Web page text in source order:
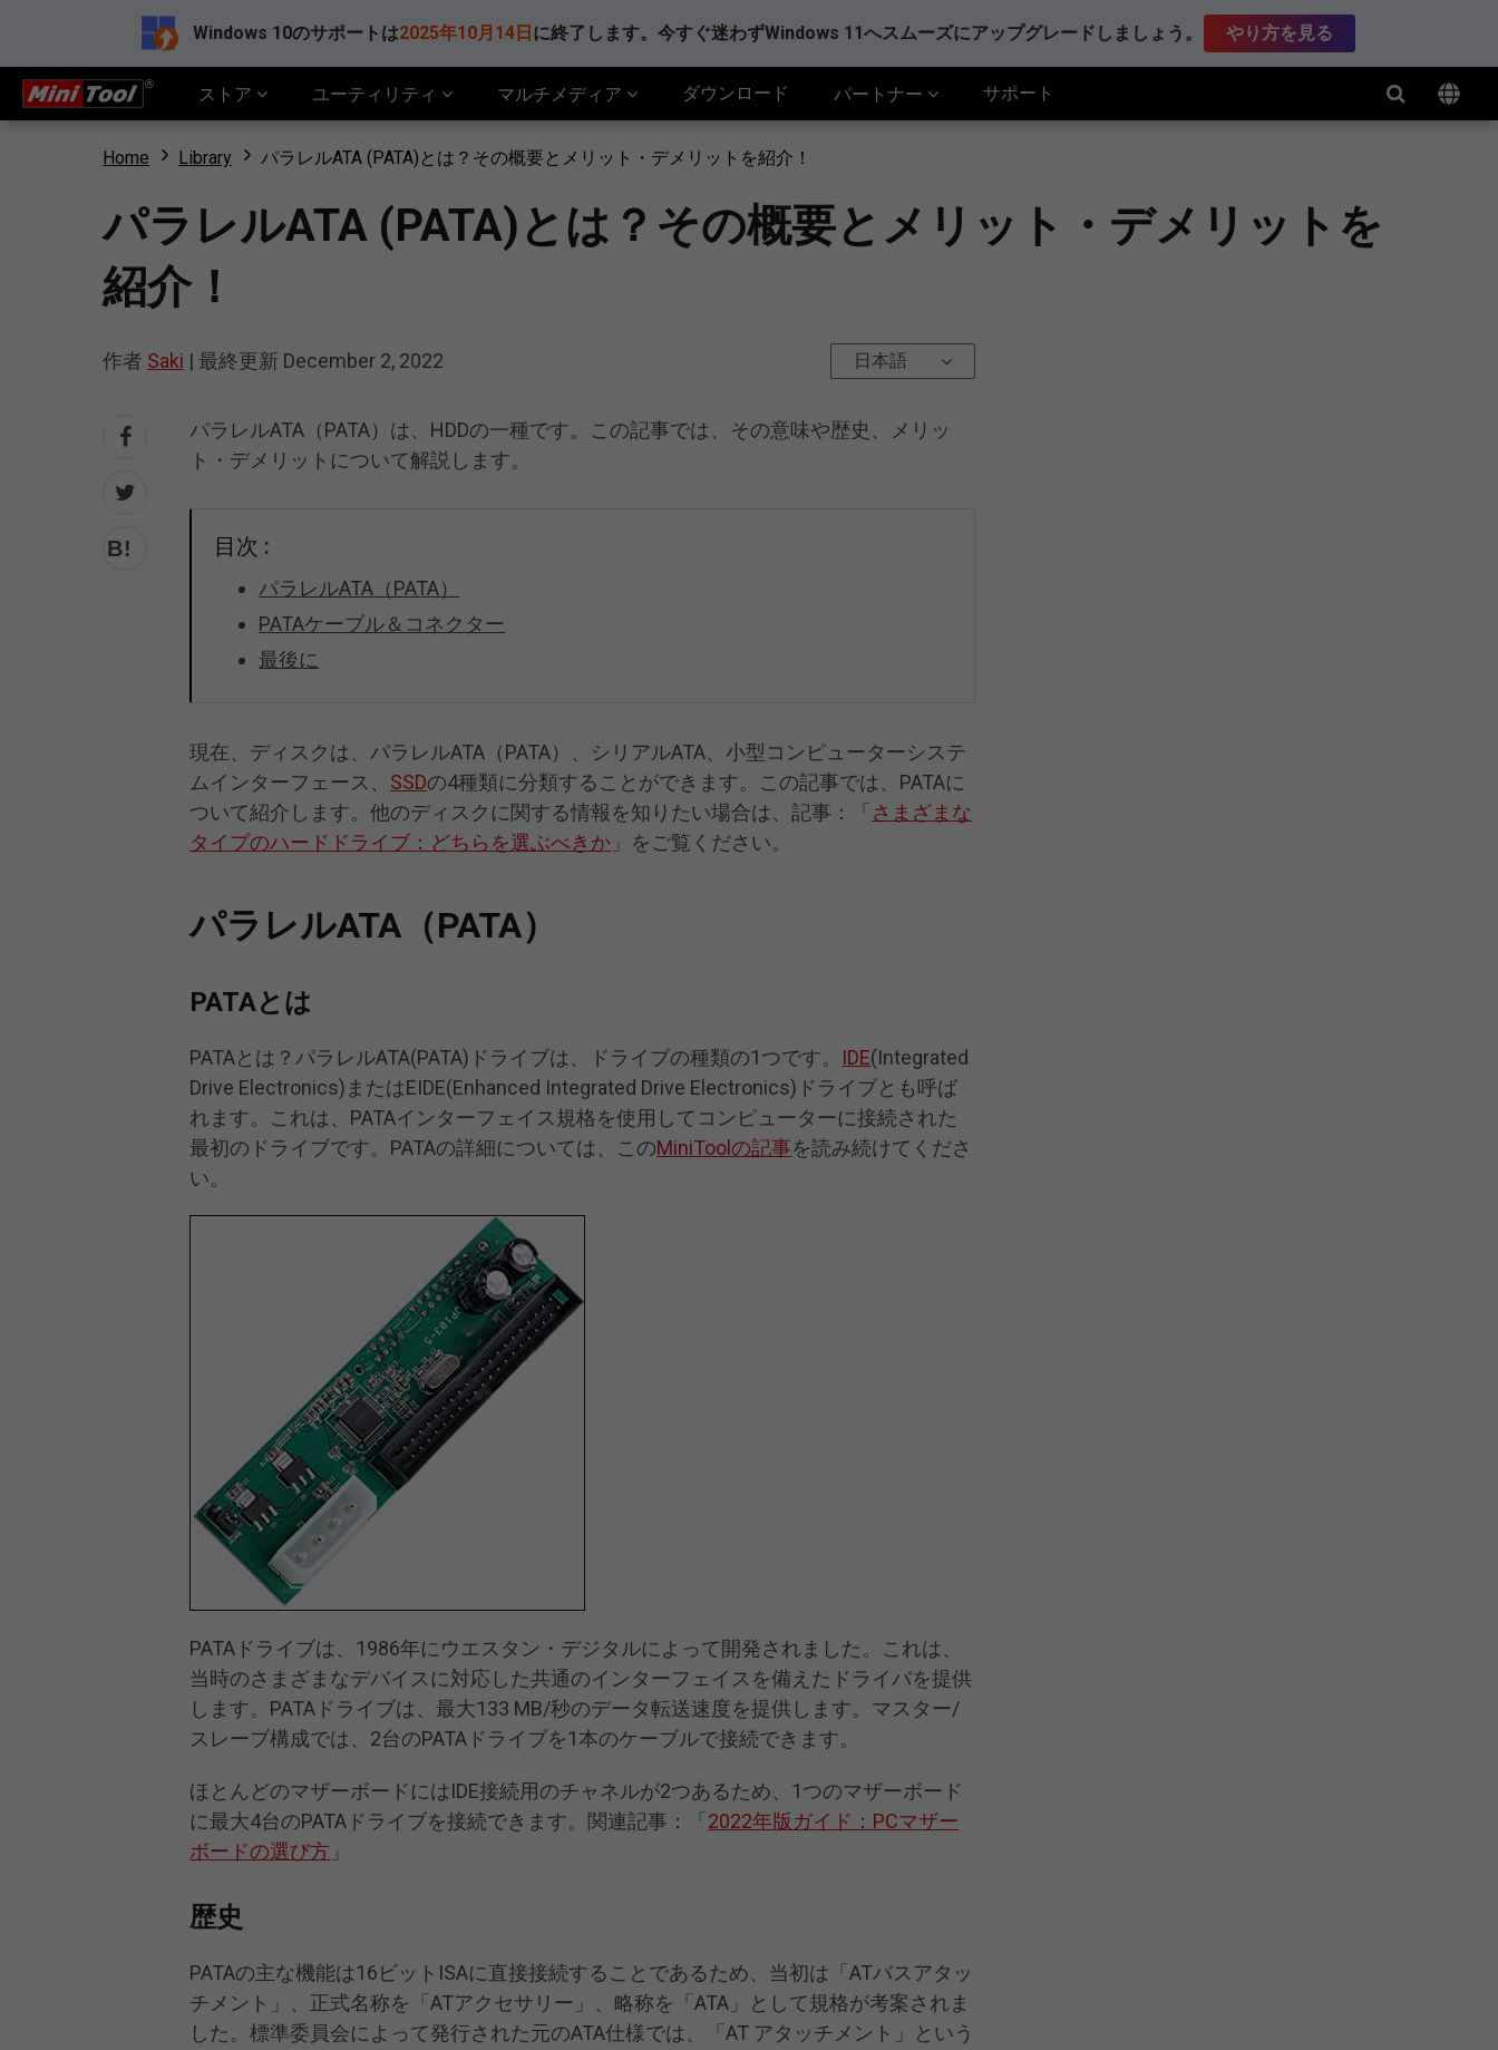
Windows 10のサポートは2025年10月14日 に終了します。今すぐ迷わずWindows 11へスムーズにアップグレードしましょう。 やり方を見る
ストア ユーティリティ マルチメディア ダウンロード パートナー サポート
Home Library パラレルATA (PATA)とは？その概要とメリット・デメリットを紹介！
パラレルATA (PATA)とは？その概要とメリット・デメリットを
紹介！
作者 Saki | 最終更新 December 2, 2022 日本語
パラレルATA（PATA）は、HDDの一種です。この記事では、その意味や歴史、メリッ
ト・デメリットについて解説します。
目次 :
パラレルATA（PATA）
PATAケーブル＆コネクター
最後に
現在、ディスクは、パラレルATA（PATA）、シリアルATA、小型コンピューターシステ
ムインターフェース、 SSDの4種類に分類することができます。この記事では、PATAに
ついて紹介します。他のディスクに関する情報を知りたい場合は、記事：「 さまざまな
タイプのハードドライブ：どちらを選ぶべきか 」をご覧ください。
パラレルATA（PATA）
PATAとは
PATAとは？パラレルATA(PATA)ドライブは、ドライブの種類の1つです。 IDE(Integrated
Drive Electronics)またはEIDE(Enhanced Integrated Drive Electronics)ドライブとも呼ば
れます。これは、PATAインターフェイス規格を使用してコンピューターに接続された
最初のドライブです。PATAの詳細については、このMiniToolの記事を読み続けてくださ
い。
PATAドライブは、1986年にウエスタン・デジタルによって開発されました。これは、
当時のさまざまなデバイスに対応した共通のインターフェイスを備えたドライバを提供
します。PATAドライブは、最大133 MB/秒のデータ転送速度を提供します。マスター/
スレーブ構成では、2台のPATAドライブを1本のケーブルで接続できます。
ほとんどのマザーボードにはIDE接続用のチャネルが2つあるため、1つのマザーボード
に最大4台のPATAドライブを接続できます。関連記事：「 2022年版ガイド：PCマザー
ボードの選び方 」
歴史
PATAの主な機能は16ビットISAに直接接続することであるため、当初は「ATバスアタッ
チメント」、正式名称を「ATアクセサリー」、略称を「ATA」として規格が考案されま
した。標準委員会によって発行された元のATA仕様では、「AT アタッチメント」という